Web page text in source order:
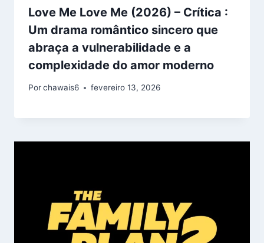
Love Me Love Me (2026) – Crítica :
Um drama romântico sincero que
abraça a vulnerabilidade e a
complexidade do amor moderno
Porchawais6 fevereiro 13, 2026